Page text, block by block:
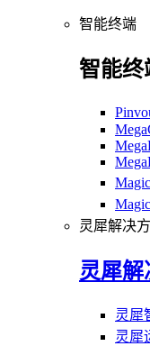
智能终端
智能终
灵犀解决
灵犀解
灵犀
灵犀